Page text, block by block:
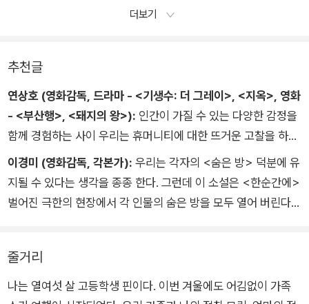
짭짤한 크래커를 주머니에서 꺼낸다. 「이거랑 네 장갑이랑 바꾸
나는 더 이상 애원하지 않는다. 오즈는 조금도 주저하지 않고 방
서 밥 삼촌에게 건네고, 크래커를 얼른 빼앗듯이 가져간다. 내가
할 수 있는 일이라고는 이런 믿기지 않을 만큼 섬뜩한 장면을 바
라보는 일 밖에없다.
「나 좀 올려줘.」 밥 삼촌의 말에 오즈는 장갑을 끼지 않은 손으로
그가 차 문 쪽으로 올라가도록 받침대를 만들어 준다.
밥 삼촌은 오즈를 돌아보지도, 행운을 빌어 주지도 않는다. 그는
다.
더보기
추천글
연상호 (영화감독, 드라마 - <기생수: 더 그레이>, <지옥>, 영화
- <부산행>, <돼지의 왕>): 인간이 가질 수 있는 다양한 감정을
함께 경험하는 사이 우리는 휴머니티에 대한 뜨거운 고찰을 하게
된다.
이경미 (영화감독, 각본가): 우리는 각자의 <숨은 방> 덕분에 유
지될 수 있다는 생각을 종종 한다. 그런데 이 소설은 <한순간에>
벌어진 극한의 현장에서 각 인물의 숨은 방을 모두 열어 버린다.
줄거리
나는 열여섯 살 고등학생 핀이다. 이번 겨울에도 어김없이 가족